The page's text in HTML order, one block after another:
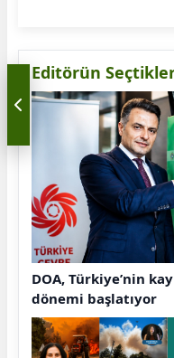
Editörün
DOA, Türkiye’nin
dönemi başlatıyor